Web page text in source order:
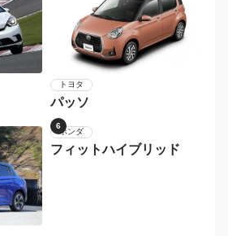
トヨタ
パッソ
6
ホンダ
フィットハイブリッド